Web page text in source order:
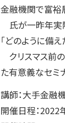
金融機関で富裕
氏が一昨年実
「どのように備
クリスマス前
た有意義なセミ
講師：大手金融
開催日程：2022